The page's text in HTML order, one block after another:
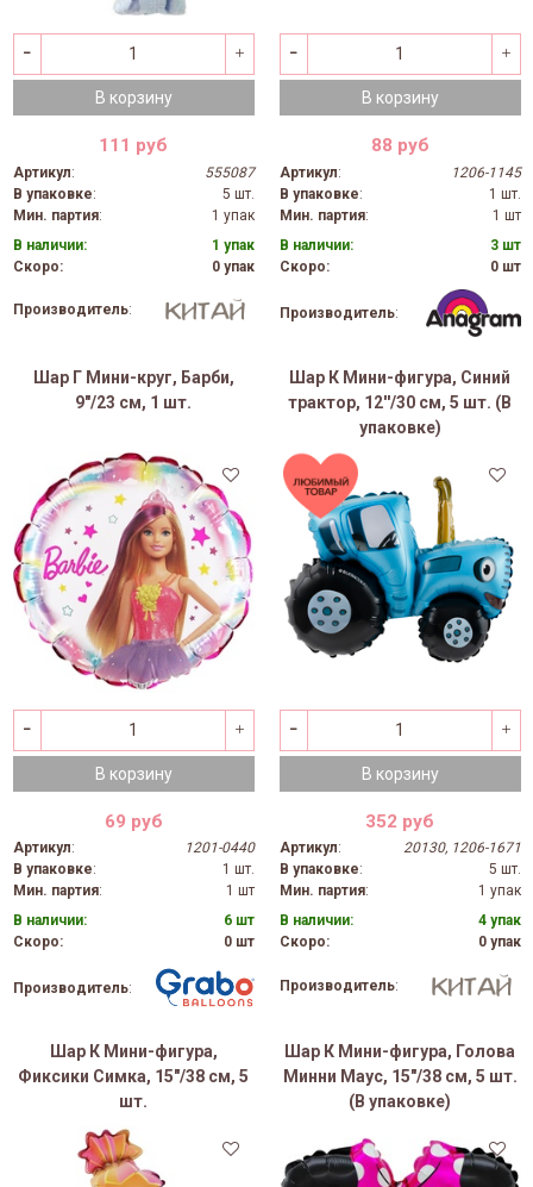
В корзину
111 руб
Артикул:
555087
В упаковке:
5 шт.
Мин. партия:
1 упак
В наличии:
1 упак
Скоро:
0 упак
Производитель:
В корзину
88 руб
Артикул:
1206-1145
В упаковке:
1 шт.
Мин. партия:
1 шт
В наличии:
3 шт
Скоро:
0 шт
Производитель:
Шар Г Мини-круг, Барби,
9"/23 см, 1 шт.
В корзину
69 руб
Артикул:
1201-0440
В упаковке:
1 шт.
Мин. партия:
1 шт
В наличии:
6 шт
Скоро:
0 шт
Производитель:
Шар К Мини-фигура, Синий
трактор, 12''/30 см, 5 шт. (В
упаковке)
В корзину
352 руб
Артикул:
20130, 1206-1671
В упаковке:
5 шт.
Мин. партия:
1 упак
В наличии:
4 упак
Скоро:
0 упак
Производитель:
Шар К Мини-фигура,
Фиксики Симка, 15"/38 см, 5
шт.
Шар К Мини-фигура, Голова
Минни Маус, 15"/38 см, 5 шт.
(В упаковке)